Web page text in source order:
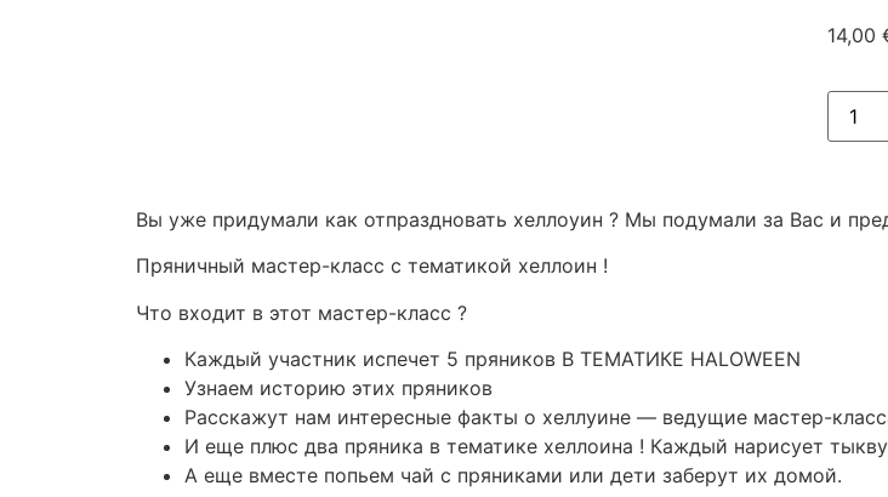
14,00
Вы уже придумали как отпраздновать хеллоуин ? Мы подумали за Вас и
Пряничный мастер-класс с тематикой хеллоин !
Что входит в этот мастер-класс ?
Каждый участник испечет 5 пряников В ТЕМАТИКЕ HALOWEEN
Узнаем историю этих пряников
Расскажут нам интересные факты о хеллуине — ведущие мастер-
И еще плюс два пряника в тематике хеллоина ! Каждый нарисует
А еще вместе попьем чай с пряниками или дети заберут их домой.